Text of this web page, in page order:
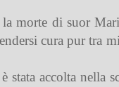
la morte di suor
cura pur tra
accolta nella